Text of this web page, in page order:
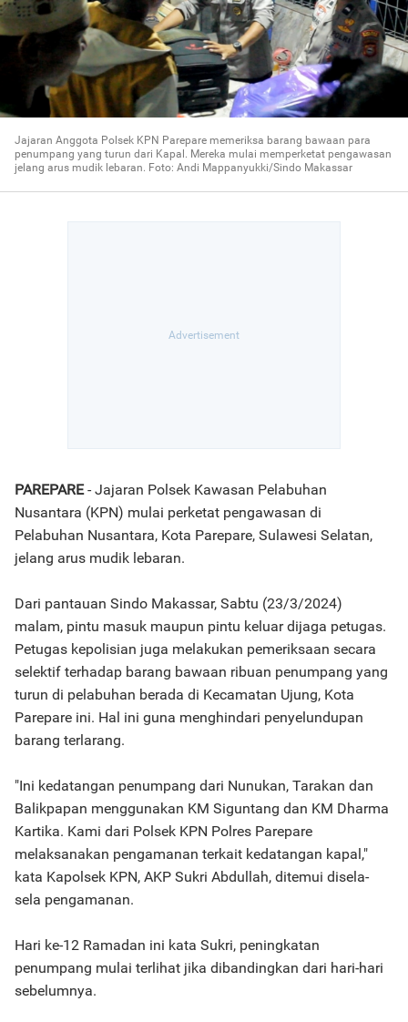
Jajaran Anggota Polsek KPN Parepare memeriksa barang bawaan para
penumpang yang turun dari Kapal. Mereka mulai memperketat pengawasan
jelang arus mudik lebaran. Foto: Andi Mappanyukki/Sindo Makassar
PAREPARE- Jajaran Polsek Kawasan Pelabuhan
Nusantara (KPN) mulai perketat pengawasan di
Pelabuhan Nusantara, Kota Parepare, Sulawesi Selatan,
jelang arus mudik lebaran.
Dari pantauan Sindo Makassar, Sabtu (23/3/2024)
malam, pintu masuk maupun pintu keluar dijaga petugas.
Petugas kepolisian juga melakukan pemeriksaan secara
selektif terhadap barang bawaan ribuan penumpang yang
turun di pelabuhan berada di Kecamatan Ujung, Kota
Parepare ini. Hal ini guna menghindari penyelundupan
barang terlarang.
"Ini kedatangan penumpang dari Nunukan, Tarakan dan
Balikpapan menggunakan KM Siguntang dan KM Dharma
Kartika. Kami dari Polsek KPN Polres Parepare
melaksanakan pengamanan terkait kedatangan kapal,"
kata Kapolsek KPN, AKP Sukri Abdullah, ditemui disela-
sela pengamanan.
Hari ke-12 Ramadan ini kata Sukri, peningkatan
penumpang mulai terlihat jika dibandingkan dari hari-hari
sebelumnya.